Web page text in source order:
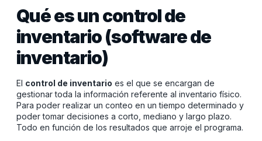
Qué es un control de
inventario(software de
inventario)
El control de inventario es el que se encargan de
gestionar toda la información referente al inventario físico.
Para poder realizar un conteo en un tiempo determinado y
poder tomar decisiones a corto, mediano y largo plazo.
Todo en función de los resultados que arroje el programa.